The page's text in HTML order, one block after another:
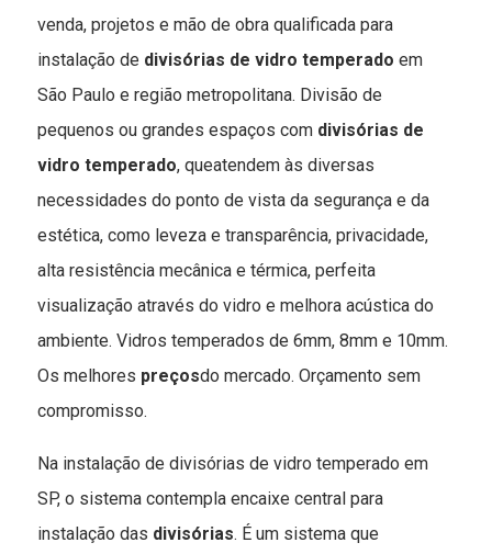
venda, projetos e mão de obra qualificada para
instalação de divisórias de vidro temperadoem
São Paulo e região metropolitana. Divisão de
pequenos ou grandes espaços com divisórias de
vidro temperado, queatendem às diversas
necessidades do ponto de vista da segurança e da
estética, como leveza e transparência, privacidade,
alta resistência mecânica e térmica, perfeita
visualização através do vidro e melhora acústica do
ambiente. Vidros temperados de 6mm, 8mm e 10mm.
Os melhores preçosdo mercado.Orçamento sem
compromisso.
Na instalação de divisórias de vidro temperado em
SP, o sistema contempla encaixe central para
instalação das divisórias. É um sistema que